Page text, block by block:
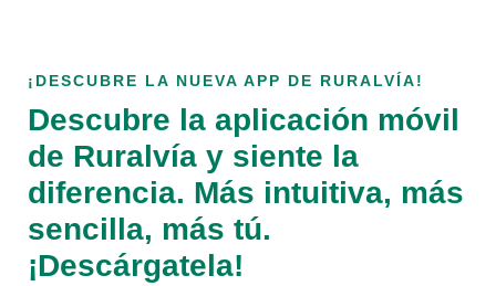
¡DESCUBRE LA NUEVA APP DE RURALVÍA!
Descubre la aplicación móvil
de Ruralvía y siente la
diferencia. Más intuitiva, más
sencilla, más tú.
¡Descárgatela!